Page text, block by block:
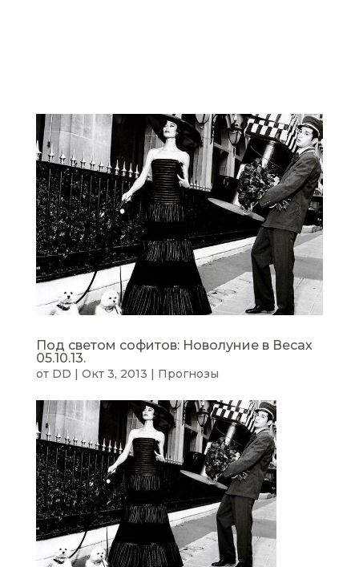
Под светом софитов: Новолуние в Весах
05.10.13.
от DD | Окт 3, 2013 | Прогнозы